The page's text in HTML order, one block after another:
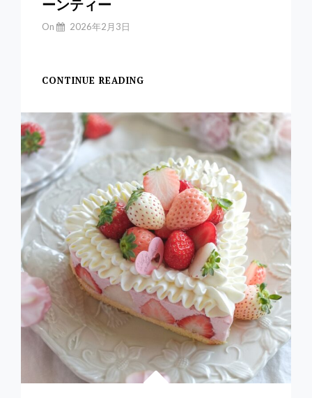
ーンティー
By
On 2026年2月3日
CONTINUE READING
ご
ス
イ
ツ
で
お
一
人
様
ア
フ
タ
ヌ
ー
テ
ィ
ー